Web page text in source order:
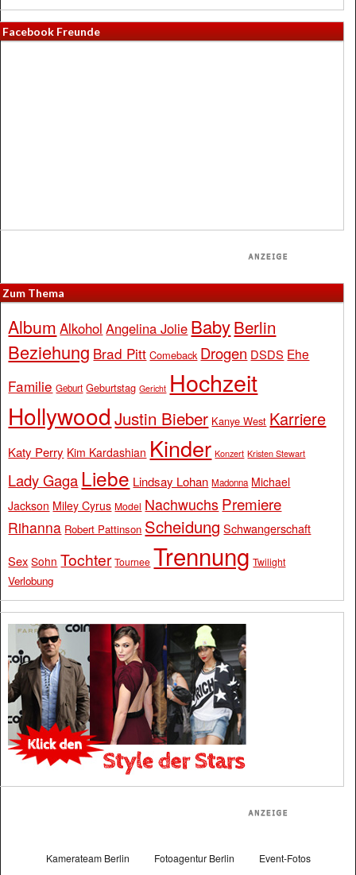
Facebook Freunde
Zum Thema
Album Alkohol Angelina Jolie BabyBerlin
Beziehung Brad Pitt Comeback Drogen DSDS Ehe
Familie Geburt Geburtstag Gericht Hochzeit
Hollywood Justin Bieber Kanye West Karriere
Katy Perry Kim Kardashian Kinder Konzert Kristen Stewart
Lady Gaga Liebe Lindsay Lohan Madonna Michael
Jackson Miley Cyrus Model Nachwuchs Premiere
Rihanna Robert Pattinson Scheidung Schwangerschaft
Sex Sohn Tochter Tournee Trennung Twilight
Verlobung
Kamerateam Berlin Fotoagentur Berlin Event-Fotos